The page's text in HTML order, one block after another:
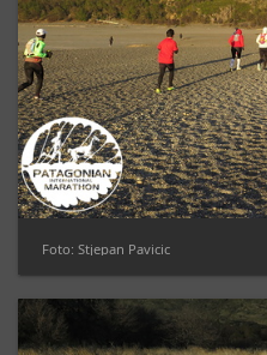
Foto: Stjepan Pavicic